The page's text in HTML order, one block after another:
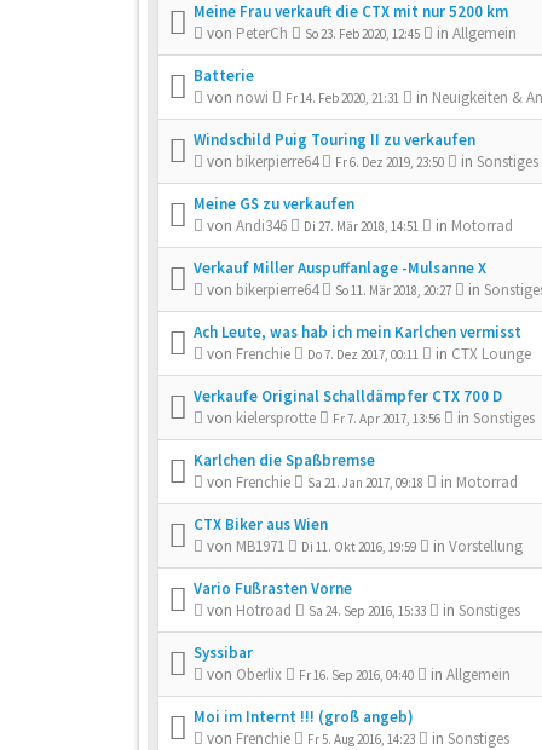
Meine Frau verkauft die CTX mit nur 5200 km
von PeterCh So 23. Feb 2020, 12:45 in Allgemein
Batterie
von nowi Fr 14. Feb 2020, 21:31 in Neuigkeiten &
Windschild Puig Touring II zu verkaufen
von bikerpierre64 Fr 6. Dez 2019, 23:50 in Sonstiges
Meine GS zu verkaufen
von Andi346 Di 27. Mär 2018, 14:51 in Motorrad
Verkauf Miller Auspuffanlage -Mulsanne X
von bikerpierre64 So 11. Mär 2018, 20:27 in
Ach Leute, was hab ich mein Karlchen vermisst
von Frenchie Do 7. Dez 2017, 00:11 in CTX Lounge
Verkaufe Original Schalldämpfer CTX 700 D
von kielersprotte Fr 7. Apr 2017, 13:56 in Sonstiges
Karlchen die Spaßbremse
von Frenchie Sa 21. Jan 2017, 09:18 in Motorrad
CTX Biker aus Wien
von MB1971 Di 11. Okt 2016, 19:59 in Vorstellung
Vario Fußrasten Vorne
von Hotroad Sa 24. Sep 2016, 15:33 in Sonstiges
Syssibar
von Oberlix Fr 16. Sep 2016, 04:40 in Allgemein
Moi im Internt !!! (groß angeb)
von Frenchie Fr 5. Aug 2016, 14:23 in Sonstiges